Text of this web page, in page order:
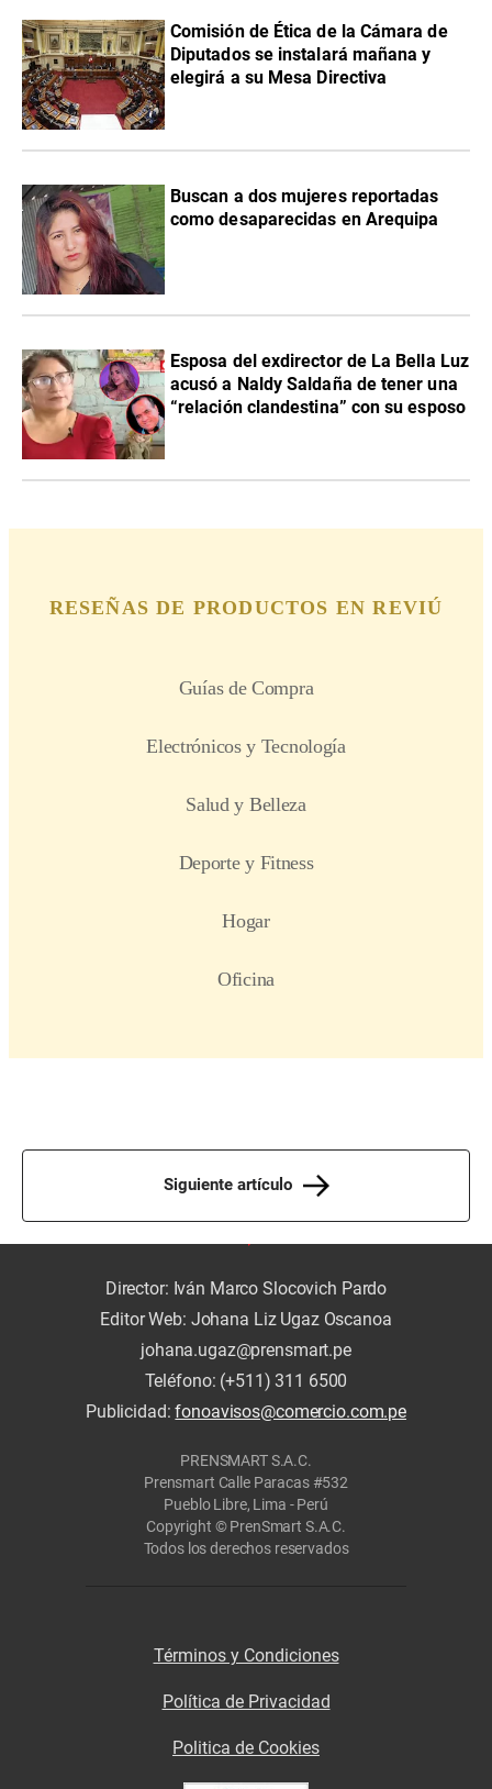
Comisión de Ética de la Cámara de
Diputados se instalará mañana y
elegirá a su Mesa Directiva
Buscan a dos mujeres reportadas
como desaparecidas en Arequipa
Esposa del exdirector de La Bella Luz
acusó a Naldy Saldaña de tener una
“relación clandestina” con su esposo
Siguiente artículo
Director: Iván Marco Slocovich Pardo
Editor Web: Johana Liz Ugaz Oscanoa
johana.ugaz@prensmart.pe
Teléfono: (+511) 311 6500
Publicidad:fonoavisos@comercio.com.pe
PRENSMART S.A.C.
Prensmart Calle Paracas #532
Pueblo Libre, Lima - Perú
Copyright © PrenSmart S.A.C.
Todos los derechos reservados
Términos y Condiciones
Política de Privacidad
Politica de Cookies